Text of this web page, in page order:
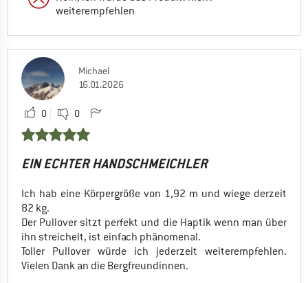
weiterempfehlen
Michael
16.01.2026
0 0
EIN ECHTER HANDSCHMEICHLER
Ich hab eine Körpergröße von 1,92 m und wiege derzeit
82 kg.
Der Pullover sitzt perfekt und die Haptik wenn man über
ihn streichelt, ist einfach phänomenal.
Toller Pullover würde ich jederzeit weiterempfehlen.
Vielen Dank an die Bergfreundinnen.